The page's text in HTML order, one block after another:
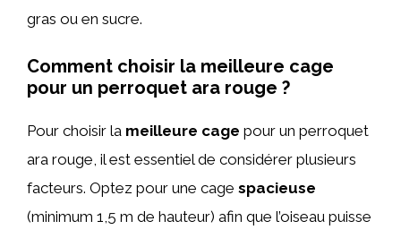
gras ou en sucre.
Comment choisir la meilleure cage
pour un perroquet ara rouge ?
Pour choisir la meilleure cage pour un perroquet
ara rouge, il est essentiel de considérer plusieurs
facteurs. Optez pour une cage spacieuse
(minimum 1,5 m de hauteur) afin que l’oiseau puisse